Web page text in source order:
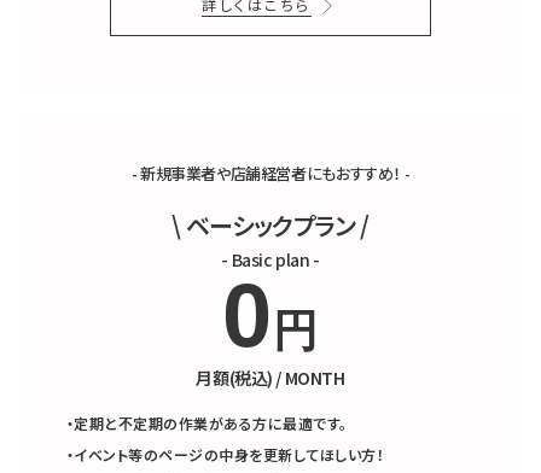
- 新規事業者や店舗経営者にもおすすめ！ -
\ ベーシックプラン /
- Basic plan -
0 円
月額(税込) / MONTH
・定期と不定期の作業がある方に最適です。
・イベント等のページの中身を更新してほしい方！